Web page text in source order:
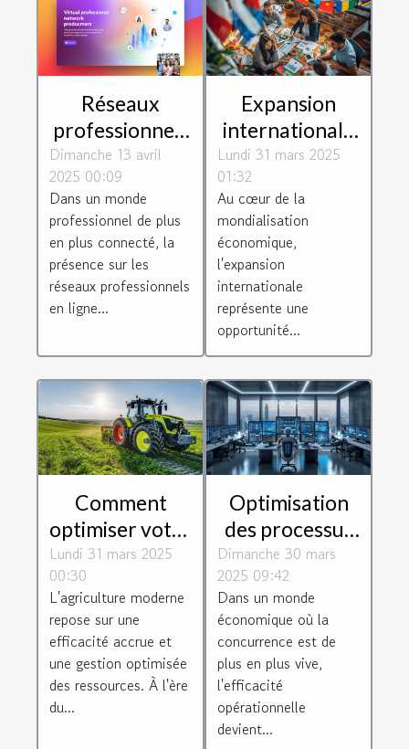
Réseaux
professionnels
en ligne
maximiser son
influence pour
accélérer sa
croissance
Dimanche 13 avril
2025 00:09
Dans un monde
professionnel de plus
en plus connecté, la
présence sur les
réseaux professionnels
en ligne...
Expansion
internationale
pour les PMEs
stratégies pour
surmonter les
barrières
culturelles et
linguistiques
Lundi 31 mars 2025
01:32
Au cœur de la
mondialisation
économique,
l'expansion
internationale
représente une
opportunité...
Comment
optimiser votre
exploitation
agricole avec
des
équipements
modernes
Lundi 31 mars 2025
00:30
L'agriculture moderne
repose sur une
efficacité accrue et
une gestion optimisée
des ressources. À l'ère
du...
Optimisation
des processus
d'affaires pour
maximiser
l'efficacité
opérationnelle
Dimanche 30 mars
2025 09:42
Dans un monde
économique où la
concurrence est de
plus en plus vive,
l'efficacité
opérationnelle
devient...